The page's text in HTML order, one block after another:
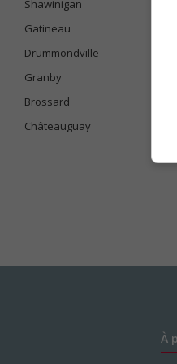
Shawinigan
Gatineau
Drummondville
Granby
Brossard
Châteauguay
À